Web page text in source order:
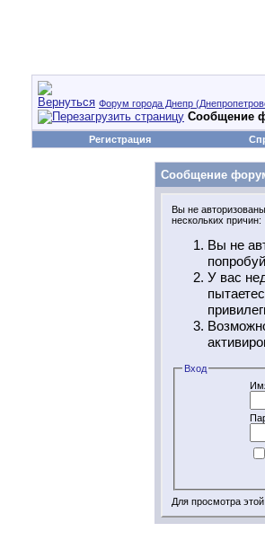
Форум города Днепр
Сообщение
Регистрация
Сообщение
Вы не
нескольких причин:
Вы не
У вас
Вход
Для просмотра